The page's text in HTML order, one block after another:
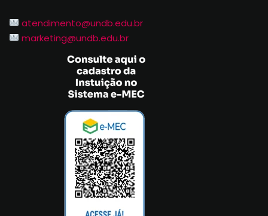
atendimento@undb.edu.br
marketing@undb.edu.br